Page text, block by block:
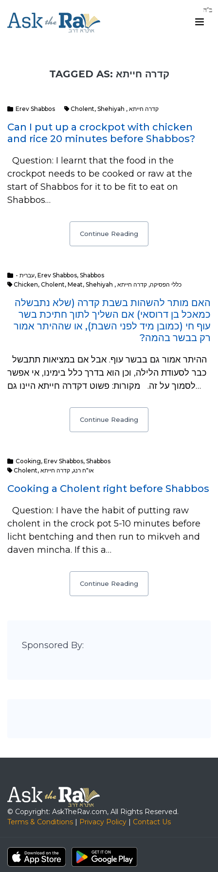
TAGGED AS: קדרה חייתא
Erev Shabbos Cholent, Shehiyah , קדרה חייתא
Can I put up a crockpot with chicken
and rice 20 minutes before Shabbos?
Question: I learnt that the food in the
crockpot needs to be cooked or raw at the
start of Shabbos for it to be fit to eat on
Shabbos…
Continue Reading
- עברית, Erev Shabbos, Shabbos
Chicken, Cholent, Meat, Shehiyah , כללי הפסיקה, קדרה חייתא
האם מותר להשהות בשבת קדרה (שלא נתבשלה
כמאכל בן דרוסאי) אם השליך לתוך חתיכת בשר
עוף חי (כמובן מיד לפני השבת), או שההיתר אמור
רק בבשר בהמה?
כבר לסעודת הלילה, וכן הוא בדרך כלל בימינו, אי אפשר
לסמוך על זה. מקורות: פשוט דקדרה חייתא היינו גם…
Continue Reading
Cooking, Erev Shabbos, Shabbos
Cholent, או"ח רנג, קדרה חייתא
Cooking a Cholent right before Shabbos
Question: I have the habit of putting raw
cholent in the crock pot 5-10 minutes before
licht bentching and then run to mikveh and
daven mincha. If this a…
Continue Reading
Sponsored By:
© Copyright: AskTheRav.com, All Rights Reserved.
Terms & Conditions | Privacy Policy | Contact Us